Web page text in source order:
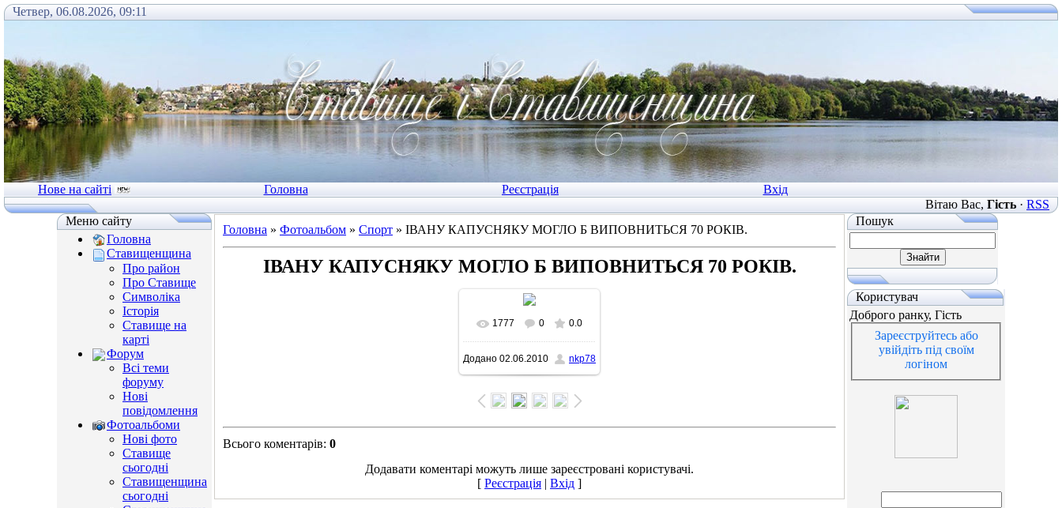
Четвер, 06.08.2026, 09:11
Нове на сайті Головна Реєстрація
Вхід
Вітаю Вас, Гість· RSS
Меню сайту
Головна
Ставищенщина
Про район
Про Ставище
Символіка
Історія
Ставище на
карті
Форум
Всі теми
форуму
Нові
повідомлення
Фотоальбоми
Нові фото
Ставище
сьогодні
Ставищенщина
сьогодні
Головна » Фотоальбом » Спорт » ІВАНУ КАПУСНЯКУ МОГЛО Б ВИПОВНИТЬСЯ 70 РОКІВ.
ІВАНУ КАПУСНЯКУ МОГЛО Б ВИПОВНИТЬСЯ 70 РОКІВ.
У реальному розмірі
647x1024/ 235.7Kb
1777 0 0.0
Додано 02.06.2010 nkp78
Всього коментарів: 0
Додавати коментарі можуть лише зареєстровані користувачі.
[ Реєстрація | Вхід ]
Пошук
Користувач
Доброго ранку, Гість
Зареєструйтесь або
увійдіть під своїм
логіном